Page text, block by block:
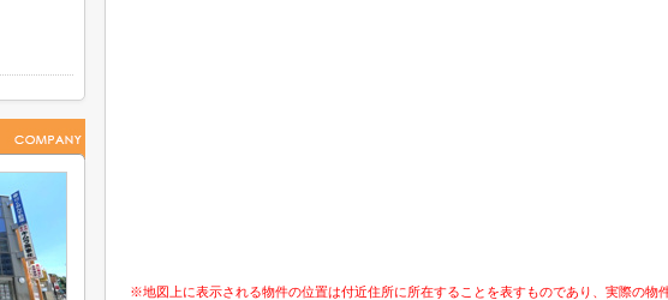
※地図上に表示される物件の位置は付近住所に所在することを表すものであり、実際の物